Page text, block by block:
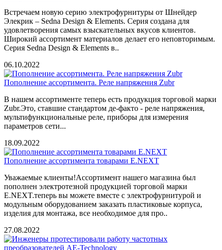
Встречаем новую серию электрофурнитуры от Шнейдер
Элекрик – Sedna Design & Elements. Серия создана для
удовлетворения самых взыскательных вкусов клиентов.
Широкий ассортимент материалов делает его неповторимым.
Серия Sedna Design & Elements в..
06.10.2022
Пополнение ассортимента. Реле напряжения Zubr
В нашем ассортименте теперь есть продукция торговой марки
Zubr.Это, ставшие стандартом де-факто - реле напряжения,
мультифункциональные реле, приборы для измерения
параметров сети...
18.09.2022
Пополнение ассортимента товарами E.NEXT
Уважаемые клиенты!Ассортимент нашего магазина был
пополнен электротезной продукцией торговой марки
E.NEXT.теперь вы можете вместе с электрофурнитурой и
модульным оборудованием заказать пластиковые корпуса,
изделия для монтажа, все необходимое для про..
27.08.2022